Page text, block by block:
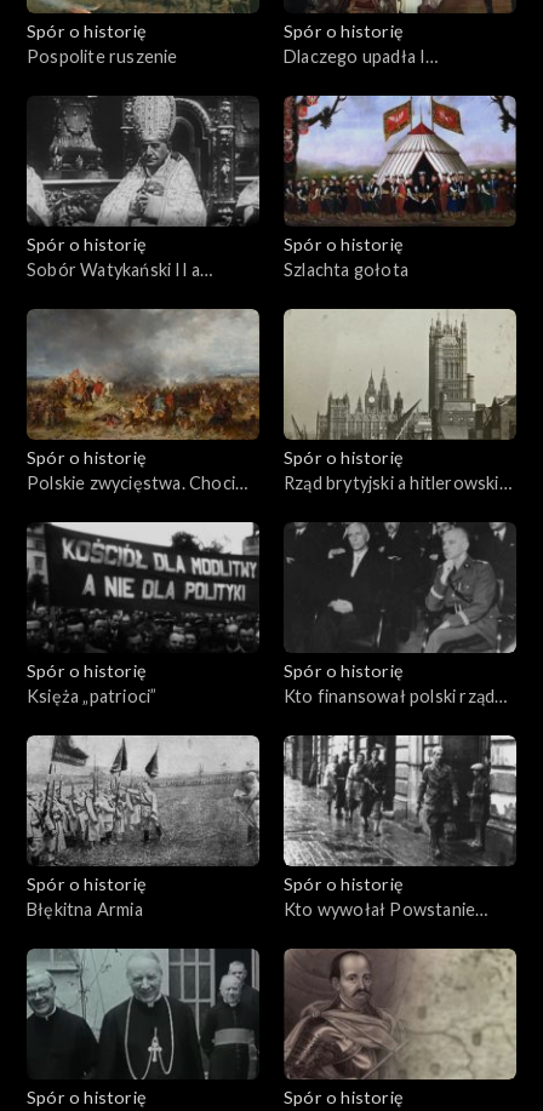
Spór o historię
Pospolite ruszenie
Spór o historię
Dlaczego upadła I
Spór o historię
Sobór Watykański II a
Spór o historię
Szlachta gołota
Spór o historię
Polskie zwycięstwa. Chocim
Spór o historię
Rząd brytyjski a hitlerowskie
Spór o historię
Księża „patrioci”
Spór o historię
Kto finansował polski rząd
Spór o historię
Błękitna Armia
Spór o historię
Kto wywołał Powstanie
Spór o historię
Spór o historię